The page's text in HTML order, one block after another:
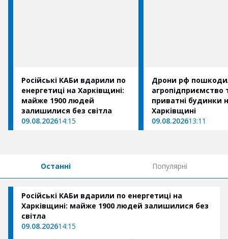
Російські КАБи вдарили по
енергетиці на Харківщині:
майже 1900 людей
залишилися без світла
09.08.202614:15
Дрони рф
агропідприємство
приватні будинки
Харківщині
09.08.202613:11
Останні Популярні
Російські КАБи вдарили по енергетиці на
Харківщині: майже 1900 людей залишилися без
світла
09.08.202614:15